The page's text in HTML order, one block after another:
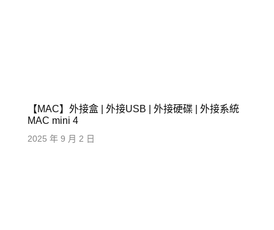
【MAC】外接盒 | 外接USB | 外接硬碟 | 外接系統
MAC mini 4
2025 年 9 月 2 日